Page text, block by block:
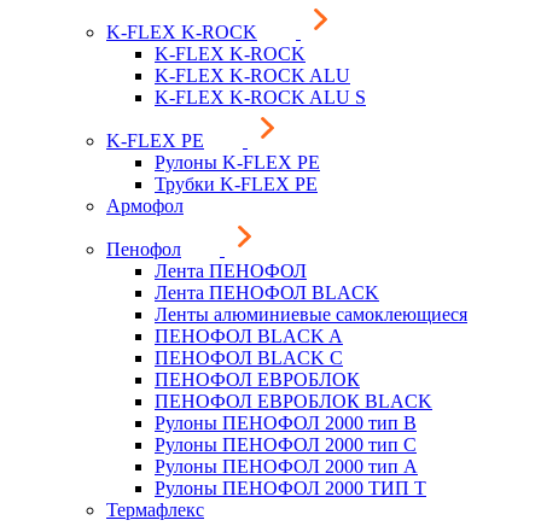
K-FLEX K-ROCK
K-FLEX K-ROCK
K-FLEX K-ROCK ALU
K-FLEX K-ROCK ALU S
K-FLEX PE
Рулоны K-FLEX PE
Трубки K-FLEX PE
Армофол
Пенофол
Лента ПЕНОФОЛ
Лента ПЕНОФОЛ BLACK
Ленты алюминиевые самоклеющиеся
ПЕНОФОЛ BLACK A
ПЕНОФОЛ BLACK С
ПЕНОФОЛ ЕВРОБЛОК
ПЕНОФОЛ ЕВРОБЛОК BLACK
Рулоны ПЕНОФОЛ 2000 тип B
Рулоны ПЕНОФОЛ 2000 тип C
Рулоны ПЕНОФОЛ 2000 тип А
Рулоны ПЕНОФОЛ 2000 ТИП Т
Термафлекс